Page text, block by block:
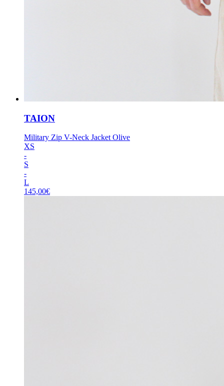
TAION
Military Zip V-Neck Jacket Olive
XS
-
S
-
L
145,00€